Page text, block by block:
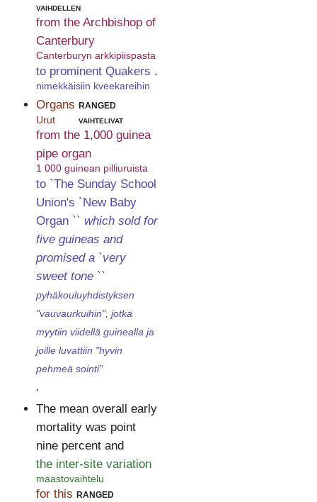
vaihdellen
from the Archbishop of
Canterbury
Canterburyn arkkipiispasta
to prominent Quakers
nimekkäisiin kveekareihin
.
Organs
Urut
ranged
vaihtelivat
from the 1,000 guinea
pipe organ
1 000 guinean pilliuruista
to `The Sunday School
Union's `New Baby
Organ `` which sold for
five guineas and
promised a `very
sweet tone ``
pyhäkouluyhdistyksen
"vauvaurkuihin", jotka
myytiin viidellä guinealla ja
joille luvattiin "hyvin
pehmeä sointi"
.
The mean overall early
mortality was point
nine percent and
the inter-site variation
maastovaihtelu
for this ranged